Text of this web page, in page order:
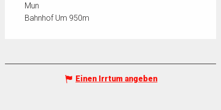
Mun
Bahnhof Um 950m
Einen Irrtum angeben